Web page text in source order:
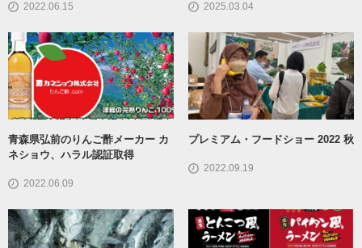
2022.06.15 2025.03.04
青森県弘前のりんご酢メーカー カ
ネショウ、ハラル認証取得
2022.06.09
プレミアム・フードショー 2022 秋
2022.09.19